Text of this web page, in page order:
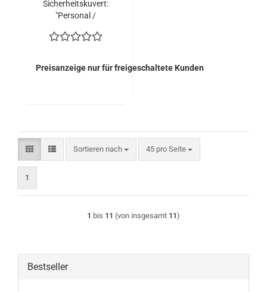
Sicherheitskuvert:
"Personal /
Fenster (Karton zu
Preisanzeige nur für freigeschaltete Kunden
Sortieren nach
Sortieren nach 45 pro Seite
pro Seite
1
1 bis 11 (von insgesamt 11)
Bestseller